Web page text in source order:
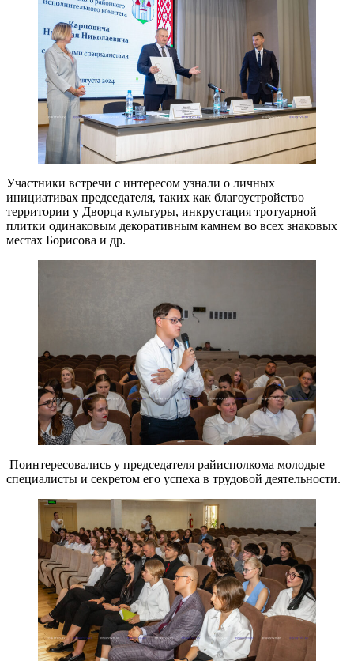
Участники встречи с интересом узнали о личных
инициативах председателя, таких как благоустройство
территории у Дворца культуры, инкрустация тротуарной
плитки одинаковым декоративным камнем во всех знаковых
местах Борисова и др.
Поинтересовались у председателя райисполкома молодые
специалисты и секретом его успеха в трудовой деятельности.